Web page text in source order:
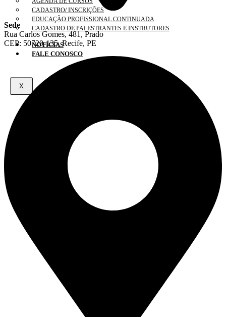
CADASTRO/ INSCRIÇÕES
EDUCAÇÃO PROFISSIONAL CONTINUADA
CADASTRO DE PALESTRANTES E INSTRUTORES
NOTÍCIAS
FALE CONOSCO
X
Sede
Rua Carlos Gomes, 481, Prado
CEP: 50720-135, Recife, PE